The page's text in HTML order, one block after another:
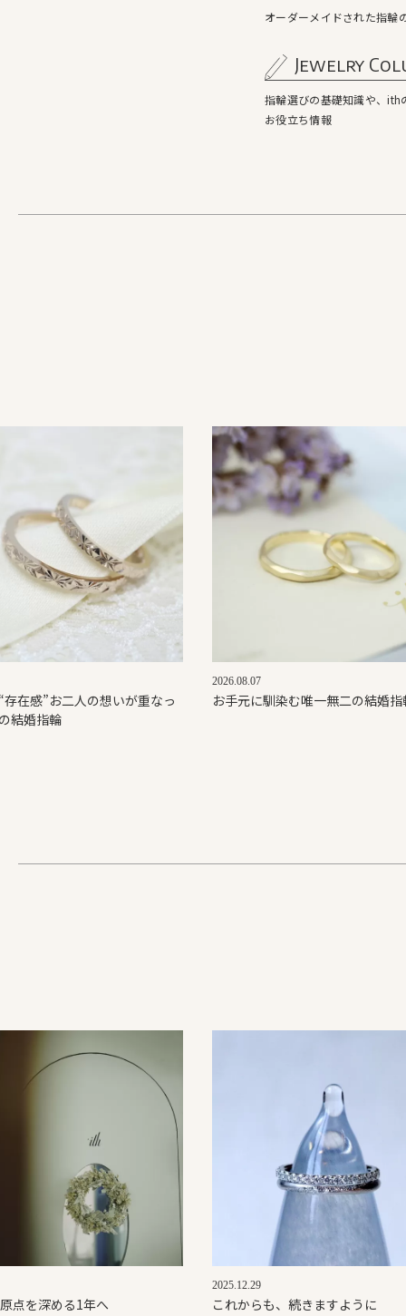
オーダーメイドされた指輪
Jewelry
指輪選びの基礎知識や、ith
お役立ち情報
存在感”お二人の想いが重なっ
結婚指輪
2026.08.07
お手元に馴染む唯一無二の結婚指
点を深める1年へ
2025.12.29
これからも、続きますように